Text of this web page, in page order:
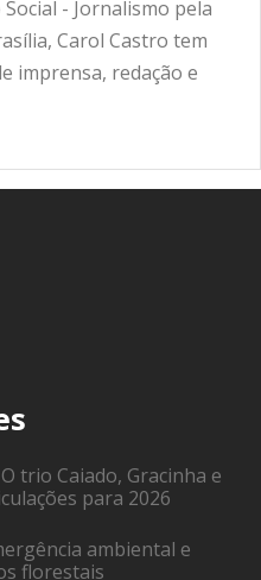
- Jornalismo pela
Carol Castro tem
imprensa, redação e
trio Caiado, Gracinha e
para 2026
ambiental e
florestais